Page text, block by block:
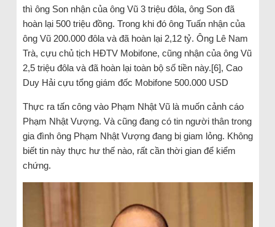
thì ông Son nhận của ông Vũ 3 triệu đôla, ông Son đã
hoàn lại 500 triệu đồng. Trong khi đó ông Tuấn nhận của
ông Vũ 200.000 đôla và đã hoàn lại 2,12 tỷ. Ông Lê Nam
Trà, cựu chủ tịch HĐTV Mobifone, cũng nhận của ông Vũ
2,5 triệu đôla và đã hoàn lại toàn bộ số tiền này.[6], Cao
Duy Hải cựu tổng giám đốc Mobifone 500.000 USD
Thực ra tấn công vào Phạm Nhật Vũ là muốn cảnh cáo
Phạm Nhật Vượng. Và cũng đang có tin người thân trong
gia đình ông Phạm Nhật Vượng đang bị giam lỏng. Không
biết tin này thực hư thế nào, rất cần thời gian để kiểm
chứng.